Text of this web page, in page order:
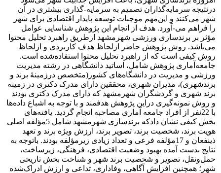
درنتیجه سرمایه‌گذاران تصمیم به سرمایه-گذاری بیشتری در آن
شهر می‌کنند و این‌مهم موجبات توسعه پایدار اقتصادی برای شهر
را فراهم می-آورد. هدف از انجام این پژوهش شناسایی عوامل
مؤثر بر برندسازی ورزشی شهرمشهد ازطریق راهبرد تحلیل محتوا
می‌باشد. روش پژوهش حاضر ازلحاظ هدف کاربردی و ازلحاظ
روش کیفی است که از راهبرد تحلیل‌ محتوا استفاده‌شده است.
جامعه‌آماری پژوهش شامل، اساتید دانشگاهی در رشته مدیریت
ورزشی و مدیریت در دانشگاه‌های کشور(متخصص درزمینۀ برند و
برندشهری)، مدیران شهری، محققین دارای مدرک دکتری در زمینه
برند شهری و گردشگران شهرمشهد که دارای مدرک دکتری بودند
و روش نمونه‌گیری دراین پژوهش هدفمند و با توجه به اشباع داده‌ها
با 22نفر از افراد جامعه آماری مصاحبه انجام گردید. یافته‌های
بخش کیفی نشان دادکه برندسازی شهرمشهد شامل 5مؤلفه اصلی
هویت برند، شخصیت برند، تصویر برند، ارزش‌ ویژه برند و تعهد
ذینفعان و 17مؤلفه فرعی و تعداد زیادی زیرمؤلفه بودند. باتوجه به
نتایج بدست آمده بهبود وضعیت اقتصادی، فرهنگی، زیرساخت،
حمل‌ونقل، تصویر و شخصیت برند شهر و شناخت بخش تاریخی
شهر؛ همچنین افزایش آگاهی، وفاداری، تداعی و ارزش ادراک‌شده